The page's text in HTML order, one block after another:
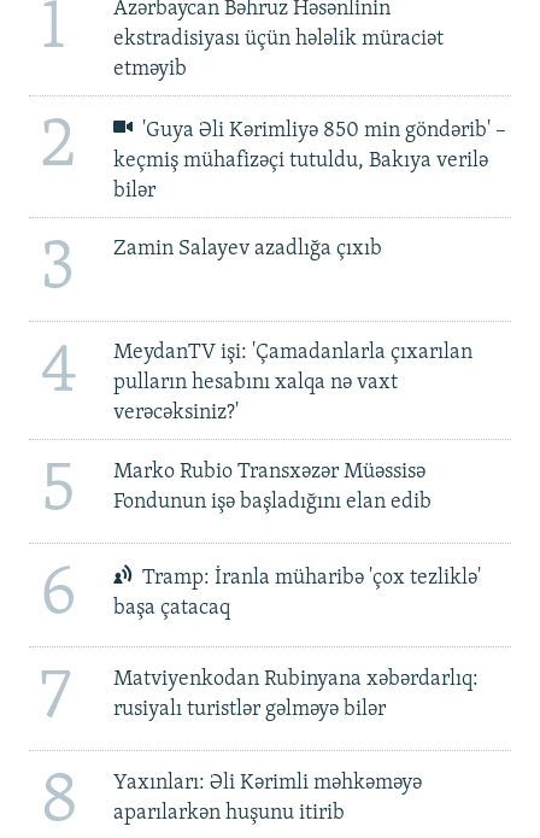
1
Azərbaycan Bəhruz Həsənlinin
ekstradisiyası üçün hələlik müraciət
etməyib
2
'Guya Əli Kərimliyə 850 min göndərib' –
keçmiş mühafizəçi tutuldu, Bakıya verilə
bilər
3 Zamin Salayev azadlığa çıxıb
4
MeydanTV işi: 'Çamadanlarla çıxarılan
pulların hesabını xalqa nə vaxt
verəcəksiniz?'
5
Marko Rubio Transxəzər Müəssisə
Fondunun işə başladığını elan edib
6
Tramp: İranla müharibə 'çox tezliklə'
başa çatacaq
7
Matviyenkodan Rubinyana xəbərdarlıq:
rusiyalı turistlər gəlməyə bilər
8
Yaxınları: Əli Kərimli məhkəməyə
aparılarkən huşunu itirib